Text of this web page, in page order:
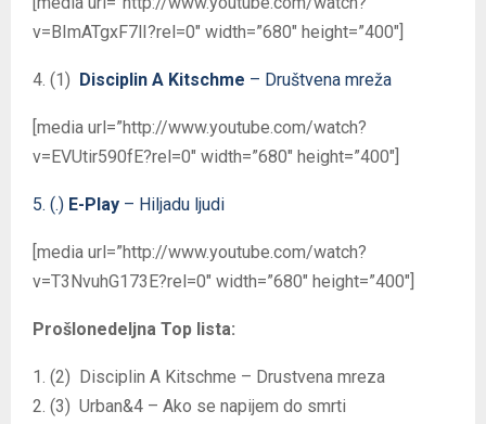
v=BImATgxF7lI?rel=0″ width=”680″ height=”400″]
4. (1) Disciplin A Kitschme – Društvena mreža
[media url=”http://www.youtube.com/watch?
v=EVUtir590fE?rel=0″ width=”680″ height=”400″]
5. (.) E-Play – Hiljadu ljudi
[media url=”http://www.youtube.com/watch?
v=T3NvuhG173E?rel=0″ width=”680″ height=”400″]
Prošlonedeljna Top lista:
1. (2) Disciplin A Kitschme – Drustvena mreza
2. (3) Urban&4 – Ako se napijem do smrti